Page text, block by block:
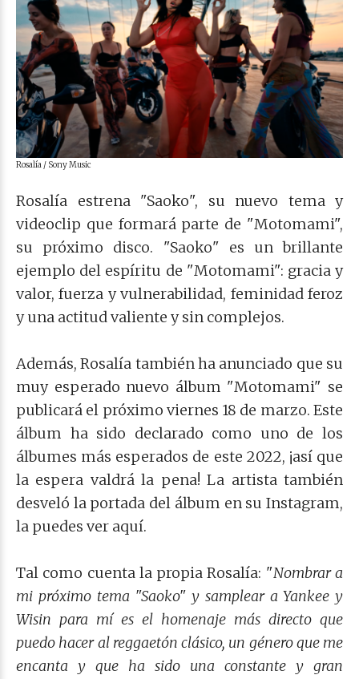
Rosalía / Sony Music
Rosalía estrena "Saoko", su nuevo tema y
videoclip que formará parte de "Motomami",
su próximo disco. "Saoko" es un brillante
ejemplo del espíritu de "Motomami": gracia y
valor, fuerza y vulnerabilidad, feminidad feroz
y una actitud valiente y sin complejos.
Además, Rosalía también ha anunciado que su
muy esperado nuevo álbum "Motomami" se
publicará el próximo viernes 18 de marzo. Este
álbum ha sido declarado como uno de los
álbumes más esperados de este 2022, ¡así que
la espera valdrá la pena!La artista también
desveló la portada del álbum en su Instagram,
la puedes ver aquí.
Tal como cuenta la propia Rosalía: "Nombrar a
mi próximo tema "Saoko" y samplear a Yankee y
Wisin para mí es el homenaje más directo que
puedo hacer al reggaetón clásico, un género que me
encanta y que ha sido una constante y gran